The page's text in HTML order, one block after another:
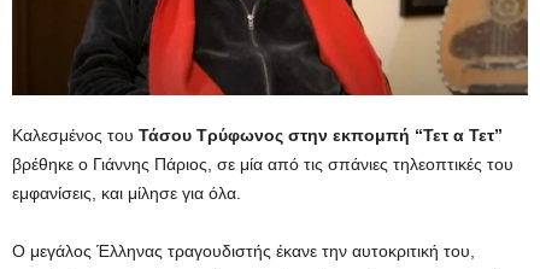
Καλεσμένος του Τάσου Τρύφωνος στην εκπομπή “Τετ α Τετ”
βρέθηκε ο Γιάννης Πάριος, σε μία από τις σπάνιες τηλεοπτικές του
εμφανίσεις, και μίλησε για όλα.
Ο μεγάλος Έλληνας τραγουδιστής έκανε την αυτοκριτική του,